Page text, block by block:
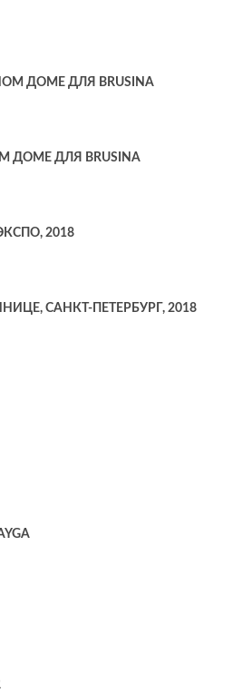
ДОМЕ ДЛЯ BRUSINA
ДЛЯ BRUSINA
2018
САНКТ-ПЕТЕРБУРГ, 2018